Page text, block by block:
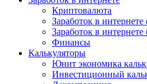
Криптовалюта
Заработок в
Заработок в
Финансы
Калькуляторы
Юнит экономика
Инвестиционный